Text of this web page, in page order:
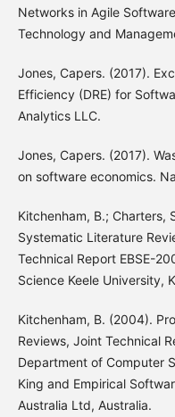
Networks in Agile
Technology and
Jones, Capers. (2017).
Efficiency (DRE) for
Analytics LLC.
Jones, Capers. (2017).
on software economics.
Kitchenham, B.; Charters,
Systematic Literature
Technical Report EBSE-
Science Keele University,
Kitchenham, B. (2004).
Reviews, Joint Technical
Department of Computer
King and Empirical
Australia Ltd, Australia.